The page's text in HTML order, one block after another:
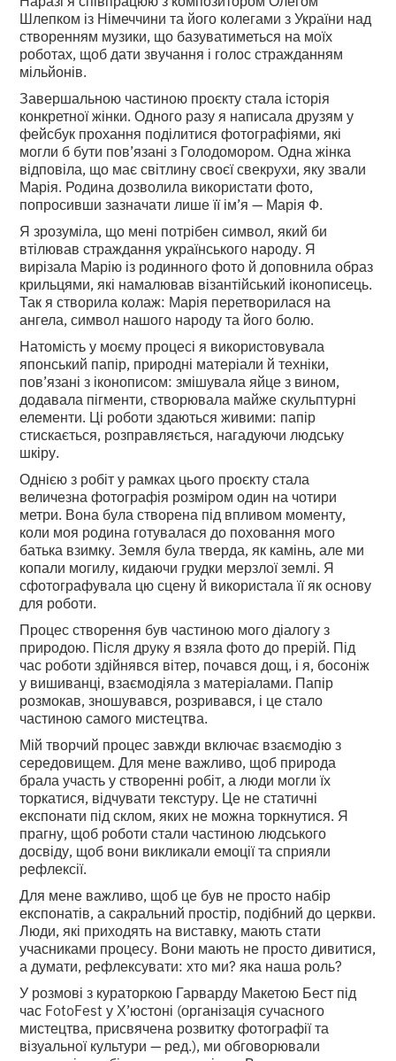
Шлепком із Німеччини та його колегами з України над
створенням музики, що базуватиметься на моїх
роботах, щоб дати звучання і голос стражданням
мільйонів.
Завершальною частиною проєкту стала історія
конкретної жінки. Одного разу я написала друзям у
фейсбук прохання поділитися фотографіями, які
могли б бути пов’язані з Голодомором. Одна жінка
відповіла, що має світлину своєї свекрухи, яку звали
Марія. Родина дозволила використати фото,
попросивши зазначати лише її ім’я — Марія Ф.
Я зрозуміла, що мені потрібен символ, який би
втілював страждання українського народу. Я
вирізала Марію із родинного фото й доповнила образ
крильцями, які намалював візантійський іконописець.
Так я створила колаж: Марія перетворилася на
ангела, символ нашого народу та його болю.
Натомість у моєму процесі я використовувала
японський папір, природні матеріали й техніки,
пов’язані з іконописом: змішувала яйце з вином,
додавала пігменти, створювала майже скульптурні
елементи. Ці роботи здаються живими: папір
стискається, розправляється, нагадуючи людську
шкіру.
Однією з робіт у рамках цього проєкту стала
величезна фотографія розміром один на чотири
метри. Вона була створена під впливом моменту,
коли моя родина готувалася до поховання мого
батька взимку. Земля була тверда, як камінь, але ми
копали могилу, кидаючи грудки мерзлої землі. Я
сфотографувала цю сцену й використала її як основу
для роботи.
Процес створення був частиною мого діалогу з
природою. Після друку я взяла фото до прерій. Під
час роботи здійнявся вітер, почався дощ, і я, босоніж
у вишиванці, взаємодіяла з матеріалами. Папір
розмокав, зношувався, розривався, і це стало
частиною самого мистецтва.
Мій творчий процес завжди включає взаємодію з
середовищем. Для мене важливо, щоб природа
брала участь у створенні робіт, а люди могли їх
торкатися, відчувати текстуру. Це не статичні
експонати під склом, яких не можна торкнутися. Я
прагну, щоб роботи стали частиною людського
досвіду, щоб вони викликали емоції та сприяли
рефлексії.
Для мене важливо, щоб це був не просто набір
експонатів, а сакральний простір, подібний до церкви.
Люди, які приходять на виставку, мають стати
учасниками процесу. Вони мають не просто дивитися,
а думати, рефлексувати: хто ми? яка наша роль?
У розмові з кураторкою Гарварду Макетою Бест під
час FotoFest у Х’юстоні (організація сучасного
мистецтва, присвячена розвитку фотографії та
візуальної культури — ред.), ми обговорювали